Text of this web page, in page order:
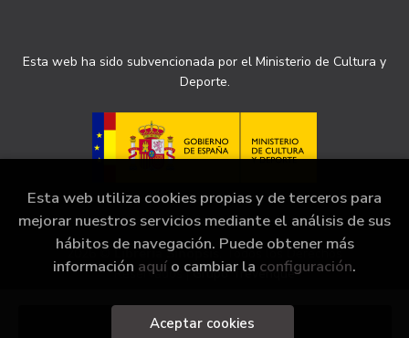
Añadir a mi cesta
Esta web ha sido subvencionada por el Ministerio de Cultura y
Deporte.
2026 ©Librería Sinopsis . Todos los Derechos
Reservados |Grupo Trevenque
Esta web utiliza cookies propias y de terceros para
mejorar nuestros servicios mediante el análisis de sus
hábitos de navegación. Puede obtener más
información aquí o cambiar la configuración.
Aceptar cookies